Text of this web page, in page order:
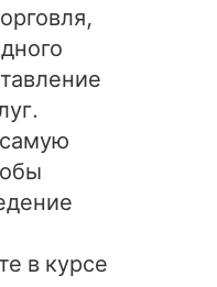
в курсе